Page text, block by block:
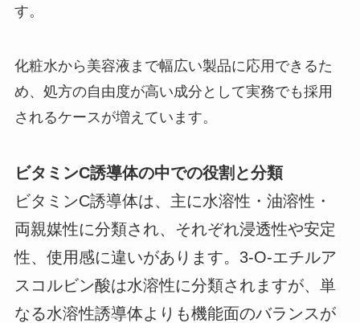
す。
化粧水から美容液まで幅広い製品に応用できるた
め、処方の自由度が高い成分として実務でも採用
されるケースが増えています。
ビタミンC誘導体の中での役割と分類
ビタミンC誘導体は、主に水溶性・油溶性・
両親媒性に分類され、それぞれ浸透性や安定
性、使用感に違いがあります。3-O-エチルア
スコルビン酸は水溶性に分類されますが、単
なる水溶性誘導体よりも機能面のバランスが